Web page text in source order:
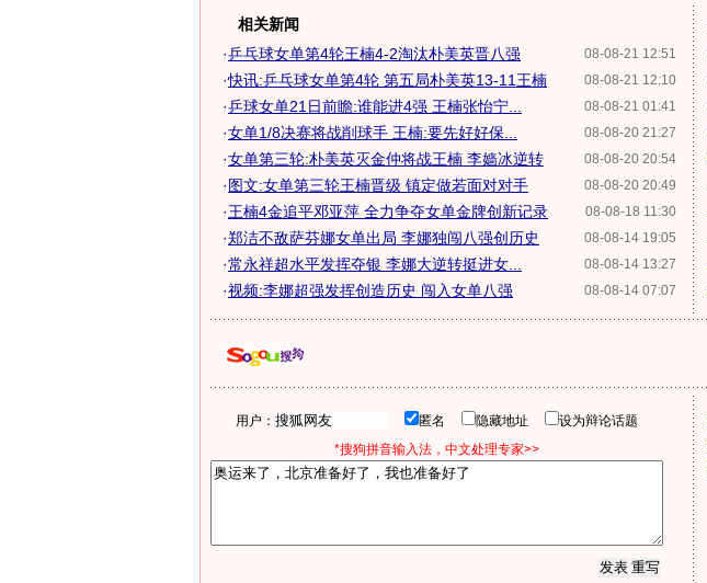
相关新闻
08-08-21 12:51
·乒乓球女单第4轮王楠4-2淘汰朴美英晋八强
08-08-21 12:10
·快讯:乒乓球女单第4轮 第五局朴美英13-11王楠
08-08-21 01:41
·乒球女单21日前瞻:谁能进4强 王楠张怡宁...
08-08-20 21:27
·女单1/8决赛将战削球手 王楠:要先好好保...
08-08-20 20:54
·女单第三轮:朴美英灭金仲将战王楠 李嫱冰逆转
08-08-20 20:49
·图文:女单第三轮王楠晋级 镇定做若面对对手
08-08-18 11:30
·王楠4金追平邓亚萍 全力争夺女单金牌创新记录
08-08-14 19:05
·郑洁不敌萨芬娜女单出局 李娜独闯八强创历史
08-08-14 13:27
·常永祥超水平发挥夺银 李娜大逆转挺进女...
08-08-14 07:07
·视频:李娜超强发挥创造历史 闯入女单八强
用户： 匿名 隐藏地址
设为辩论话题
*搜狗拼音输入法，中文处理专家>>